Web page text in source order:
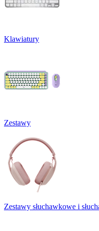
Klawiatury
Zestawy
Zestawy słuchawkowe i